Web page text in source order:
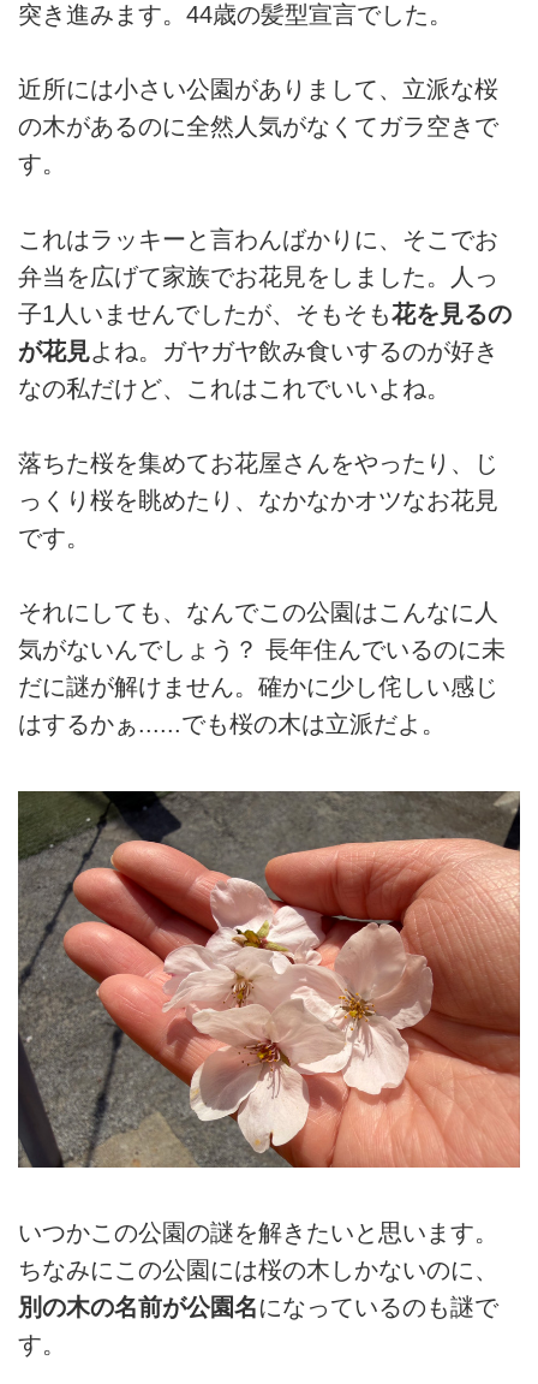
突き進みます。44歳の髪型宣言でした。
近所には小さい公園がありまして、立派な桜
の木があるのに全然人気がなくてガラ空きで
す。
これはラッキーと言わんばかりに、そこでお
弁当を広げて家族でお花見をしました。人っ
子1人いませんでしたが、そもそも花を見るの
が花見よね。ガヤガヤ飲み食いするのが好き
なの私だけど、これはこれでいいよね。
落ちた桜を集めてお花屋さんをやったり、じ
っくり桜を眺めたり、なかなかオツなお花見
です。
それにしても、なんでこの公園はこんなに人
気がないんでしょう？ 長年住んでいるのに未
だに謎が解けません。確かに少し侘しい感じ
はするかぁ......でも桜の木は立派だよ。
いつかこの公園の謎を解きたいと思います。
ちなみにこの公園には桜の木しかないのに、
別の木の名前が公園名になっているのも謎で
す。